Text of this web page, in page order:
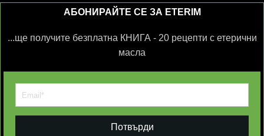
АБОНИРАЙТЕ СЕ ЗА ETERIM
...ще получите безплатна КНИГА - 20 рецепти с етерични
масла
Потвърди